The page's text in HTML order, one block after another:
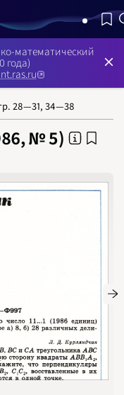
релевантности, поиск в
математический
года)
28—31, 34—38
№ 5)